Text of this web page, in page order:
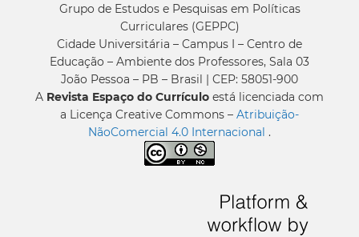
Grupo de Estudos e Pesquisas em Políticas
Curriculares (GEPPC)
Cidade Universitária – Campus I – Centro de
Educação – Ambiente dos Professores, Sala 03
João Pessoa – PB – Brasil | CEP: 58051-900
A Revista Espaço do Currículo está licenciada com
a Licença Creative Commons – Atribuição-
NãoComercial 4.0 Internacional .